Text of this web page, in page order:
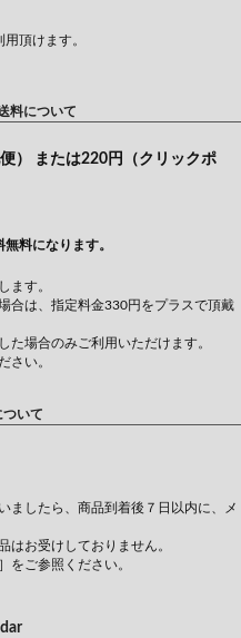
頂けます。
料について
） または220円（クリックポ
料になります。
ます。
合は、指定料金330円をプラスで頂戴
た場合のみご利用いただけます。
さい。
ついて
ましたら、商品到着後７日以内に、メ
はお受けしておりません。
をご参照ください。